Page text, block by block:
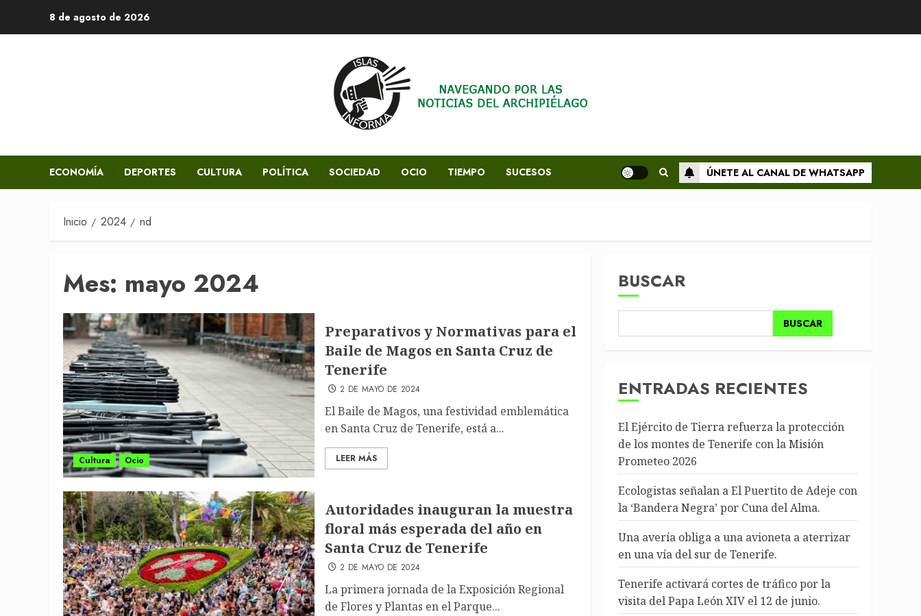
8 de agosto de 2026
ECONOMÍA DEPORTES CULTURA POLÍTICA SOCIEDAD OCIO TIEMPO SUCESOS ÚNETE AL CANAL DE WHATSAPP
Inicio 2024 nd
Mes: mayo 2024
Cultura Ocio
Preparativos y Normativas para el
Baile de Magos en Santa Cruz de
Tenerife
2 DE MAYO DE 2024
El Baile de Magos, una festividad emblemática
en Santa Cruz de Tenerife, está a...
LEER MÁS
Autoridades inauguran la muestra
floral más esperada del año en
Santa Cruz de Tenerife
2 DE MAYO DE 2024
La primera jornada de la Exposición Regional
de Flores y Plantas en el Parque...
BUSCAR
BUSCAR
ENTRADAS RECIENTES
El Ejército de Tierra refuerza la protección
de los montes de Tenerife con la Misión
Prometeo 2026
Ecologistas señalan a El Puertito de Adeje con
la ‘Bandera Negra’ por Cuna del Alma.
Una avería obliga a una avioneta a aterrizar
en una vía del sur de Tenerife.
Tenerife activará cortes de tráfico por la
visita del Papa León XIV el 12 de junio.